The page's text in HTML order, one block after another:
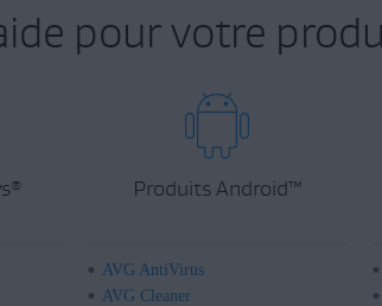
pour votre
® Produits Android™
AVG AntiVirus
AVG Cleaner